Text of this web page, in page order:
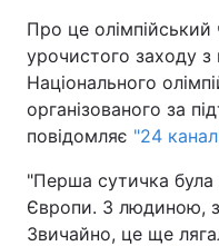
Техно і зв'язок
Зброя
Здоров'я
Цікавинки
Екологія
Про це олімпійський
урочистого заходу з
Національного
організованого за
повідомляє "24
"Перша сутичка
Європи. З людиною,
Звичайно, це ще